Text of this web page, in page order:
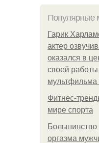
Популярные
Гарик
актер
оказался в
своей работы
мультфильма
Фитнес-
мире спорта
Большинство
оргазма